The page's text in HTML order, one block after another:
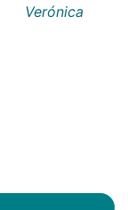
Verónica